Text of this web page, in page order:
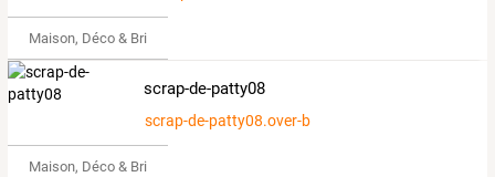
Maison, Déco & Bricolage
scrap-de-patty08
scrap-de-patty08.over-blog.com
Maison, Déco & Bricolage